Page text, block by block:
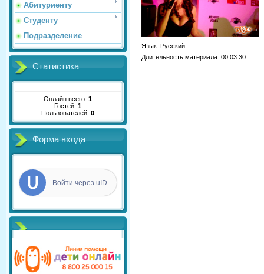
Абитуриенту
Студенту
Подразделение
Статистика
Онлайн всего: 1
Гостей: 1
Пользователей: 0
Форма входа
Войти через uID
Язык: Русский
Длительность материала: 00:03:30